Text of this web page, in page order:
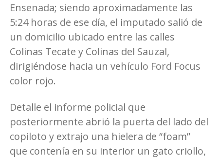
Ensenada; siendo aproximadamente las
5:24 horas de ese día, el imputado salió de
un domicilio ubicado entre las calles
Colinas Tecate y Colinas del Sauzal,
dirigiéndose hacia un vehículo Ford Focus
color rojo.
Detalle el informe policial que
posteriormente abrió la puerta del lado del
copiloto y extrajo una hielera de “foam”
que contenía en su interior un gato criollo,